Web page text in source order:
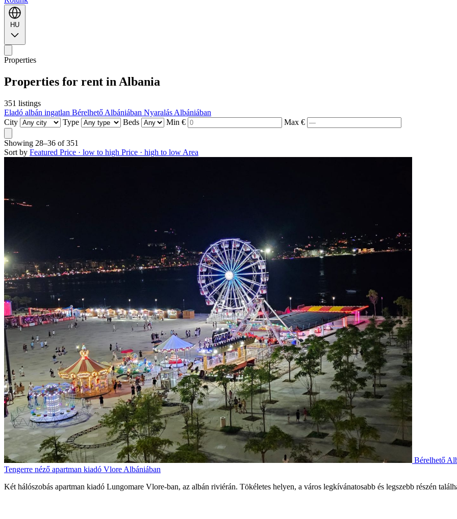
HU
Properties
Properties for rent in Albania
351 listings
Eladó albán ingatlan Bérelhető Albániában Nyaralás Albániában
City
Type Beds Min € Max €
Showing 28–36 of351
Sort by Featured Price · low to high Price · high to low Area
Bérelhető
Tengerre néző apartman kiadó Vlore Albániában
Két hálószobás apartman kiadó Lungomare Vlore-ban, az albán riviérán. Tökéletes helyen, a város legkívánatosabb és legszebb részén